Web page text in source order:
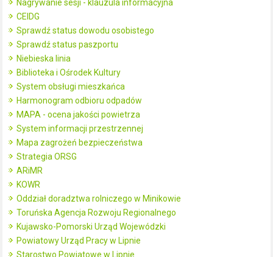
Nagrywanie sesji - klauzula informacyjna
CEIDG
Sprawdź status dowodu osobistego
Sprawdź status paszportu
Niebieska linia
Biblioteka i Ośrodek Kultury
System obsługi mieszkańca
Harmonogram odbioru odpadów
MAPA - ocena jakości powietrza
System informacji przestrzennej
Mapa zagrożeń bezpieczeństwa
Strategia ORSG
ARiMR
KOWR
Oddział doradztwa rolniczego w Minikowie
Toruńska Agencja Rozwoju Regionalnego
Kujawsko-Pomorski Urząd Wojewódzki
Powiatowy Urząd Pracy w Lipnie
Starostwo Powiatowe w Lipnie